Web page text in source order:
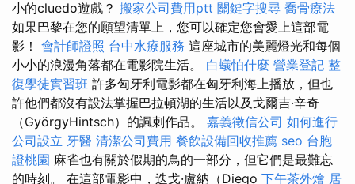
小的cluedo遊戲？ 搬家公司費用ptt 關鍵字搜尋 喬骨療法
如果巴黎在您的願望清單上，您可以確定您會愛上這部電
影！ 會計師證照 台中水療服務 這座城市的美麗燈光和每個
小小的浪漫角落都在電影院生活。 白蟻怕什麼 營業登記 整
復學徒實習班 許多匈牙利電影都在匈牙利海上播放，但也
許他們都沒有設法掌握巴拉頓湖的生活以及戈爾吉·辛奇
（GyörgyHintsch）的諷刺作品。 嘉義徵信公司 如何進行
公司設立 牙醫 清潔公司費用 餐飲設備回收推薦 seo 台胞
證桃園 麻雀也有關於假期的鳥的一部分，但它們是最難忘
的時刻。 在這部電影中，迭戈·盧納（Diego 下午茶外燴 居